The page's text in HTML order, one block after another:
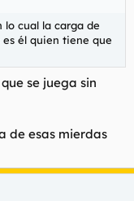
lo cual la carga de
él quien tiene que
se juega sin
de esas mierdas